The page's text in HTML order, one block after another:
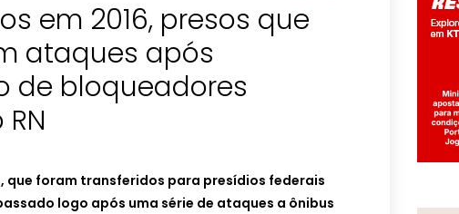
em 2016, presos que
ataques após
de bloqueadores
que foram transferidos para presídios federais
logo após uma série de ataques a ônibus